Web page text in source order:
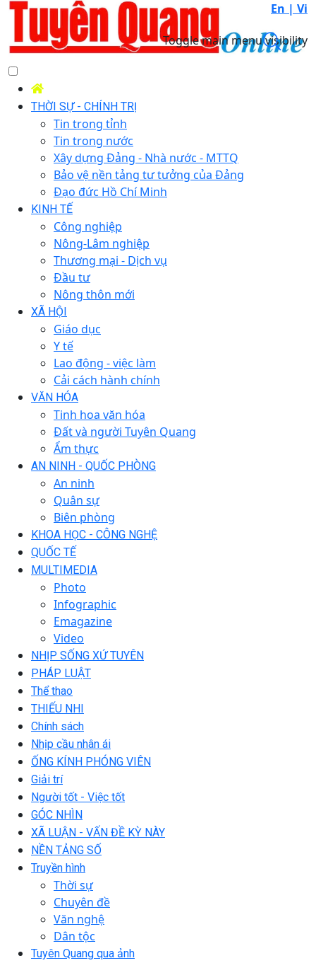
En | Vi
Toggle main menu visibility
THỜI SỰ - CHÍNH TRỊ
Tin trong tỉnh
Tin trong nước
Xây dựng Đảng - Nhà nước - MTTQ
Bảo vệ nền tảng tư tưởng của Đảng
Đạo đức Hồ Chí Minh
KINH TẾ
Công nghiệp
Nông-Lâm nghiệp
Thương mại - Dịch vụ
Đầu tư
Nông thôn mới
XÃ HỘI
Giáo dục
Y tế
Lao động - việc làm
Cải cách hành chính
VĂN HÓA
Tinh hoa văn hóa
Đất và người Tuyên Quang
Ẩm thực
AN NINH - QUỐC PHÒNG
An ninh
Quân sự
Biên phòng
KHOA HỌC - CÔNG NGHỆ
QUỐC TẾ
MULTIMEDIA
Photo
Infographic
Emagazine
Video
NHỊP SỐNG XỨ TUYÊN
PHÁP LUẬT
Thể thao
THIẾU NHI
Chính sách
Nhịp cầu nhân ái
ỐNG KÍNH PHÓNG VIÊN
Giải trí
Người tốt - Việc tốt
GÓC NHÌN
XÃ LUẬN - VẤN ĐỀ KỲ NÀY
NỀN TẢNG SỐ
Truyền hình
Thời sự
Chuyên đề
Văn nghệ
Dân tộc
Tuyên Quang qua ảnh